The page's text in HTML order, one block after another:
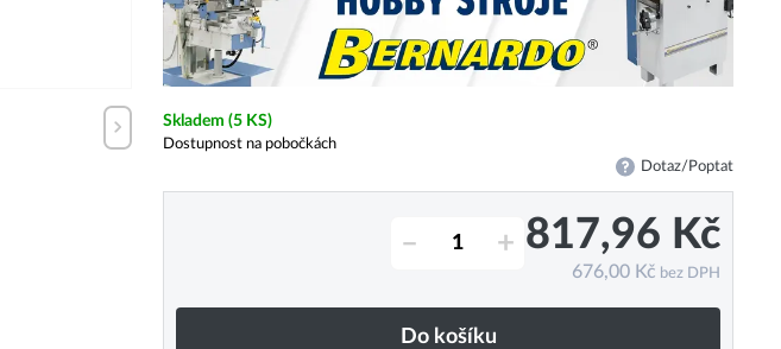
Skladem (5 KS)
Dostupnost na pobočkách
Dotaz/Poptat
– + 817,96 Kč
676,00 Kč bez DPH
Do košíku